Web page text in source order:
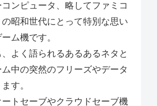
ンピュータ、略してファミコ
昭和世代にとって特別な思い
ム機です。
よく語られるあるあるネタと
ム中の突然のフリーズやデータ
す。
トセーブやクラウドセーブ機